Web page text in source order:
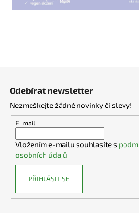
Odebírat newsletter
Nezmeškejte žádné novinky či slevy!
E-mail
Vložením e-mailu souhlasíte s
osobních údajů
PŘIHLÁSIT SE